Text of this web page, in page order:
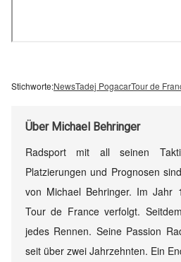
Stichworte:NewsTadej PogacarTour de
Über Michael Behringer
Radsport mit all seinen
Platzierungen und Prognosen
von Michael Behringer. Im Jahr
Tour de France verfolgt.
jedes Rennen. Seine Passion
seit über zwei Jahrzehnten. Ein